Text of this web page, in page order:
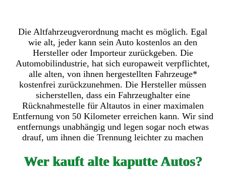
Die Altfahrzeugverordnung macht es möglich. Egal
wie alt, jeder kann sein Auto kostenlos an den
Hersteller oder Importeur zurückgeben. Die
Automobilindustrie, hat sich europaweit verpflichtet,
alle alten, von ihnen hergestellten Fahrzeuge*
kostenfrei zurückzunehmen. Die Hersteller müssen
sicherstellen, dass ein Fahrzeughalter eine
Rücknahmestelle für Altautos in einer maximalen
Entfernung von 50 Kilometer erreichen kann. Wir sind
entfernungs unabhängig und legen sogar noch etwas
drauf, um ihnen die Trennung leichter zu machen
Wer kauft alte kaputte Autos?